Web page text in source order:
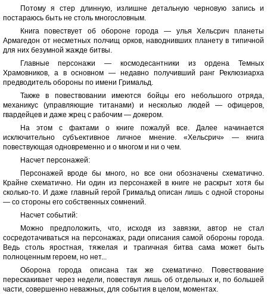
Потому я стер длинную, излишне детальную черновую запись и
постараюсь быть не столь многословным.
Книга повествует об обороне города — улья Хельсрич планеты
Армагедон от несметных полчищ орков, наводнивших планету в типичной
для них безумной жажде битвы.
Главные персонажи — космодесантники из ордена Темных
Храмовников, а в основном — недавно получивший ранг Реклюзиарха
предводитель обороны по имени Гримальд.
Также в повествовании имеются бойцы его небольшого отряда,
механикус (управляющие титанами) и несколько людей — офицеров,
гвардейцев и даже жрец с рабочим — докером.
На этом с фактами о книге пожалуй все. Далее начинается
исключительно субъективное личное мнение. «Хельсрич» — книга
повествующая одновременно и о многом и ни о чем.
Насчет персонажей:
Персонажей вроде бы много, но все они обозначены схематично.
Крайне схематично. Ни один из персонажей в книге не раскрыт хотя бы
сколько-то. И даже главный герой Гримальд описан лишь с одной стороны
— со стороны его собственных сомнений.
Насчет событий:
Можно предположить, что, исходя из завязки, автор не стал
сосредотачиваться на персонажах, ради описания самой обороны города.
Ведь столь яростная, тяжелая и трагичная битва сама может быть
полноценным героем, но нет...
Оборона города описана так же схематично. Повествование
перескакивает через недели, повествуя лишь об отдельных и, по большей
части, совершенно неважных, для события в целом, моментах.